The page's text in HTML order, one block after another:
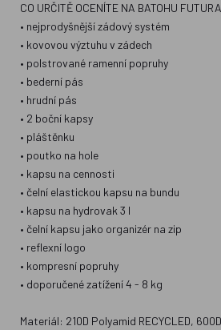
CO URČITĚ OCENÍTE NA BATOHU
• nejprodyšnější zádový systém
• kovovou výztuhu v zádech
• polstrované ramenní popruhy
• bederní pás
• hrudní pás
• 2 boční kapsy
• pláštěnku
• poutko na hole
• kapsu na cennosti
• čelní elastickou kapsu na bundu
• kapsu na hydrovak 3 l
• čelní kapsu jako organizér na zip
• reflexní logo
• kompresní popruhy
• doporučené zatížení 4 - 8 kg
Materiál: 210D Polyamid RECYCLED,